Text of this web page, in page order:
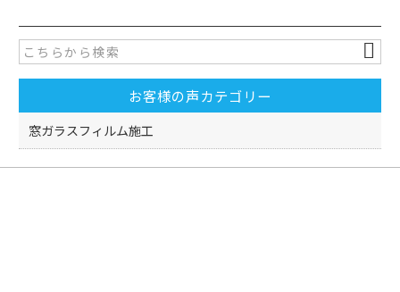
e
b
o
o
k
er
お客様の声カテゴリー
窓ガラスフィルム施工